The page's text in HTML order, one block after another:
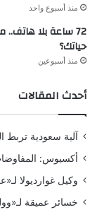
منذ أسبوع واحد
72 ساعة بلا
حياتك؟
منذ أسبوعين
أحدث المقالات
آلية سعودية تربط
أكسيوس:
وكيل غوارديولا
خسائر عميقة لـ«وول